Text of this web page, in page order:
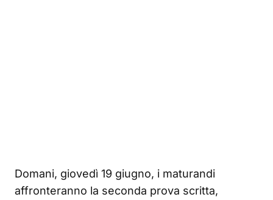
Domani, giovedì 19 giugno, i maturandi
affronteranno la seconda prova scritta,